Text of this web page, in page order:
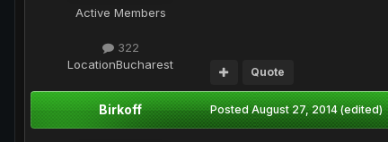
Active Members
322
LocationBucharest Quote
Birkoff PostedAugust 27, 2014 (edited)